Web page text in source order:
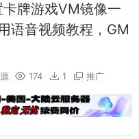
牌游戏VM镜像一
语音视频教程，GM
174 1 推广